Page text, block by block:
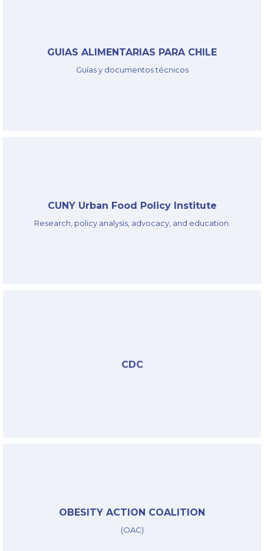
GUIAS ALIMENTARIAS PARA CHILE
Guías y documentos técnicos
GABAS
CUNY Urban Food Policy Institute
Research, policy analysis, advocacy, and education.
CUNY
CDC
OBESITY ACTION COALITION
(OAC)
Link